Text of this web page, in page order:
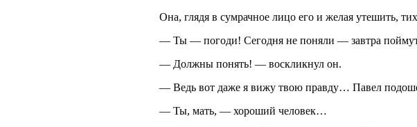
Она, глядя в сумрачное лицо его и желая утешить,
— Ты — погоди! Сегодня не поняли — завтра
— Должны понять! — воскликнул он.
— Ведь вот даже я вижу твою правду… Павел
— Ты, мать, — хороший человек…